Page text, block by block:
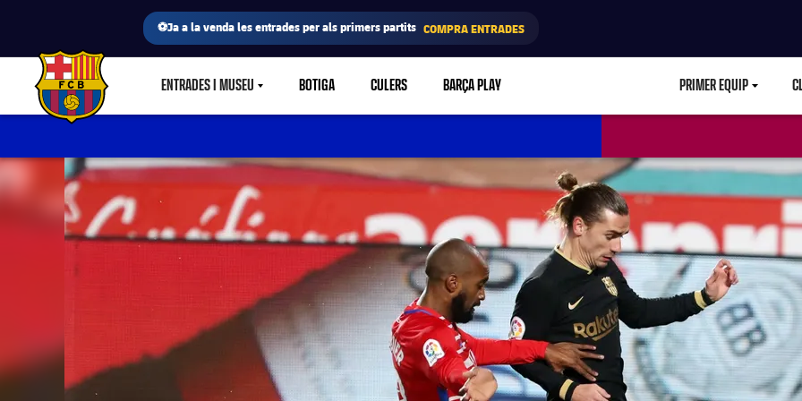
⚽Ja a la venda les entrades per als primers partits COMPRA ENTRADES
FC Barcelona club badge ENTRADES I MUSEULABEL.SHARE.CARETDOWN
BOTIGA CULERS BARÇA PLAY PRIMER EQUIP